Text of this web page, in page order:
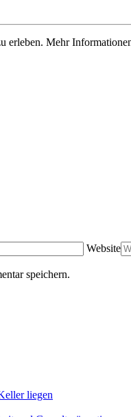
Mehr
Website
speichern.
liegen